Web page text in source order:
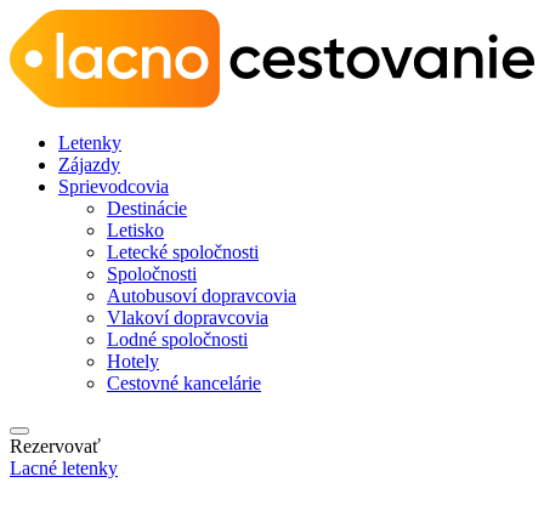
Letenky
Zájazdy
Sprievodcovia
Destinácie
Letisko
Letecké spoločnosti
Spoločnosti
Autobusoví dopravcovia
Vlakoví dopravcovia
Lodné spoločnosti
Hotely
Cestovné kancelárie
Rezervovať
Lacné letenky